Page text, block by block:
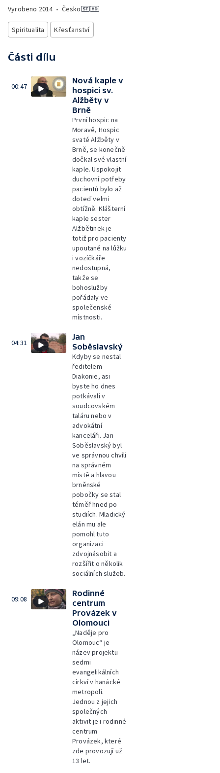
Vyrobeno 2014• Česko
Spiritualita Křesťanství
Části dílu
00:47
Nová kaple v
hospici sv.
Alžběty v
Brně
První hospic na
Moravě, Hospic
svaté Alžběty v
Brně, se konečně
dočkal své vlastní
kaple. Uspokojit
duchovní potřeby
pacientů bylo až
doteď velmi
obtížně. Klášterní
kaple sester
Alžbětinek je
totiž pro pacienty
upoutané na lůžku
i vozíčkáře
nedostupná,
takže se
bohoslužby
pořádaly ve
společenské
místnosti.
04:31
Jan
Soběslavský
Kdyby se nestal
ředitelem
Diakonie, asi
byste ho dnes
potkávali v
soudcovském
taláru nebo v
advokátní
kanceláři. Jan
Soběslavský byl
ve správnou chvíli
na správném
místě a hlavou
brněnské
pobočky se stal
téměř hned po
studiích. Mladický
elán mu ale
pomohl tuto
organizaci
zdvojnásobit a
rozšířit o několik
sociálních služeb.
09:08
Rodinné
centrum
Provázek v
Olomouci
„Naděje pro
Olomouc“ je
název projektu
sedmi
evangelikálních
církví v hanácké
metropoli.
Jednou z jejich
společných
aktivit je i rodinné
centrum
Provázek, které
zde provozují už
13 let.